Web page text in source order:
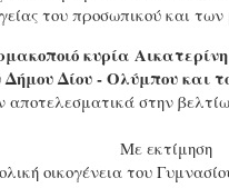
του προσωπικού και
κυρία
Δήμου Δίου - Ολύμπου και
αποτελεσματικά στην
Με εκτίμηση
οικογένεια του